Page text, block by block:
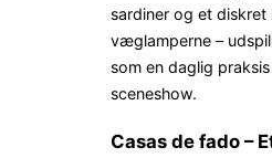
sardiner og et
væglamperne –
som en daglig
sceneshow.
Casas de fado –